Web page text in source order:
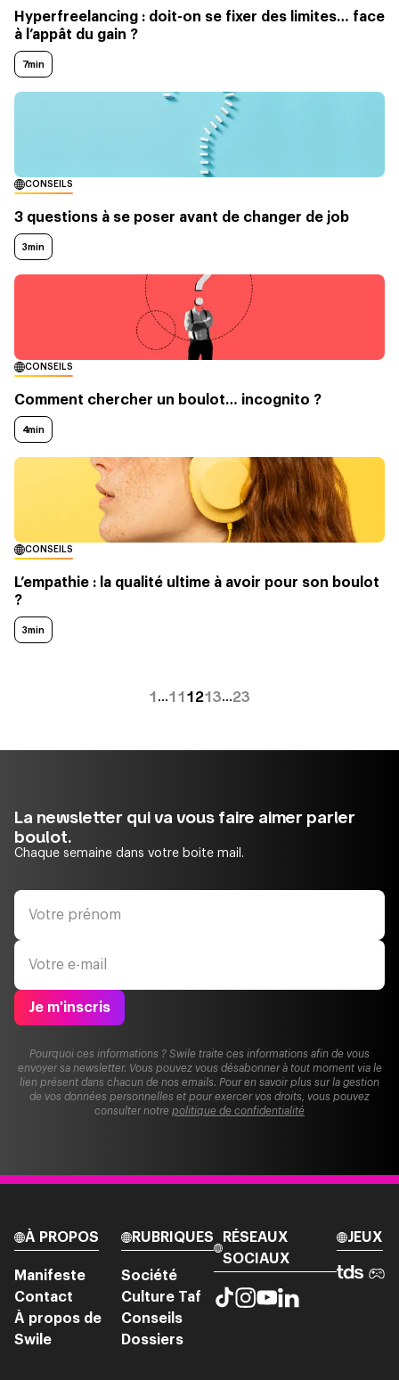
Hyperfreelancing : doit-on se fixer des limites… face
à l’appât du gain ?
7min
CONSEILS
3 questions à se poser avant de changer de job
3min
CONSEILS
Comment chercher un boulot… incognito ?
4min
CONSEILS
L’empathie : la qualité ultime à avoir pour son boulot
?
3min
1…111213…23
La newsletter qui va vous faire aimer parler
boulot.
Chaque semaine dans votre boite mail.
Je m'inscris
Pourquoi ces informations ? Swile traite ces informations afin de vous
envoyer sa newsletter. Vous pouvez vous désabonner à tout moment via le
lien présent dans chacun de nos emails. Pour en savoir plus sur la gestion
de vos données personnelles et pour exercer vos droits, vous pouvez
consulter notre politique de confidentialité
À PROPOS
Manifeste
Contact
À propos de
Swile
RUBRIQUES
Société
Culture Taf
Conseils
Dossiers
RÉSEAUX
SOCIAUX
JEUX